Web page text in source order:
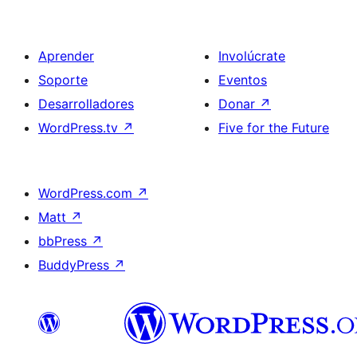
Aprender
Soporte
Desarrolladores
WordPress.tv ↗
Involúcrate
Eventos
Donar ↗
Five for the Future
WordPress.com ↗
Matt ↗
bbPress ↗
BuddyPress ↗